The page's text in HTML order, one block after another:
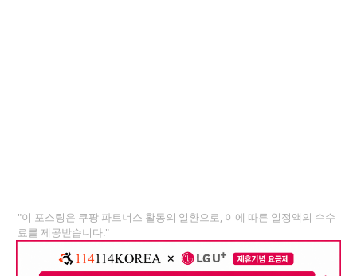
"이 포스팅은 쿠팡 파트너스 활동의 일환으로, 이에 따른 일정액의 수수
료를 제공받습니다."